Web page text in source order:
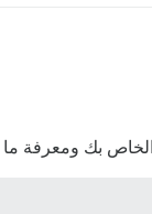
الخاص بك ومعرفة ما